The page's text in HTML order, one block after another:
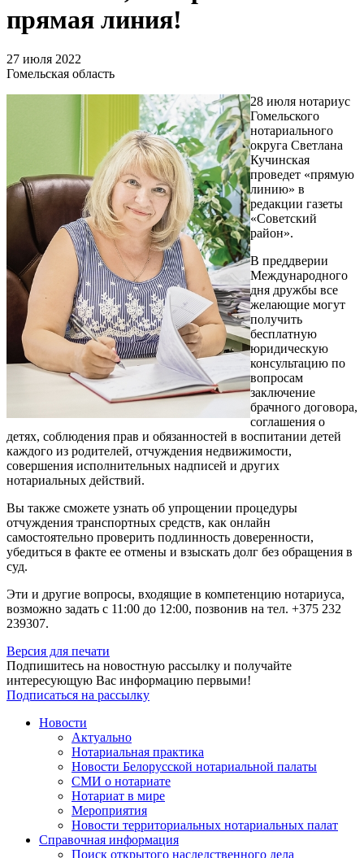
прямая линия!
27 июля 2022
Гомельская область
28 июля нотариус
Гомельского
нотариального
округа Светлана
Кучинская
проведет «прямую
линию» в
редакции газеты
«Советский
район».
В преддверии
Международного
дня дружбы все
желающие могут
получить
бесплатную
юридическую
консультацию по
вопросам
заключение
брачного договора,
соглашения о
детях, соблюдения прав и обязанностей в воспитании детей
каждого из родителей, отчуждения недвижимости,
совершения исполнительных надписей и других
нотариальных действий.
Вы также сможете узнать об упрощении процедуры
отчуждения транспортных средств, как онлайн
самостоятельно проверить подлинность доверенности,
убедиться в факте ее отмены и взыскать долг без обращения в
суд.
Эти и другие вопросы, входящие в компетенцию нотариуса,
возможно задать с 11:00 до 12:00, позвонив на тел. +375 232
239307.
Версия для печати
Подпишитесь на новостную рассылку и получайте
интересующую Вас информацию первыми!
Подписаться на рассылку
Новости
Актуально
Нотариальная практика
Новости Белорусской нотариальной палаты
СМИ о нотариате
Нотариат в мире
Мероприятия
Новости территориальных нотариальных палат
Справочная информация
Поиск открытого наследственного дела